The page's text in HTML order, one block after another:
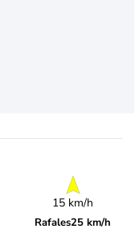
15 km/h
Rafales25 km/h